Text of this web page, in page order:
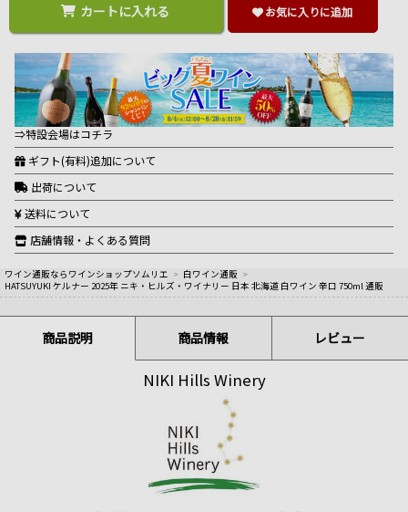
カートに入れる お気に入りに追加
⇒特設会場はコチラ
ギフト(有料)追加について
出荷について
送料について
店舗情報・よくある質問
ワイン通販ならワインショップソムリエ > 白ワイン通販 >
HATSUYUKI ケルナー 2025年 ニキ・ヒルズ・ワイナリー 日本 北海道 白ワイン 辛口 750ml 通販
商品説明 商品情報 レビュー
NIKI Hills Winery